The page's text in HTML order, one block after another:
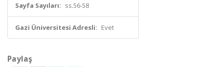
Sayfa Sayıları: ss.56-58
Gazi Üniversitesi Adresli: Evet
Paylaş